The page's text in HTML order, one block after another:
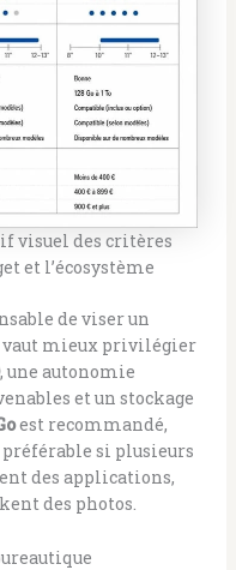
visuel des critères
et l’écosystème
de viser un
vaut mieux privilégier
, une autonomie
et un stockage
est recommandé,
si plusieurs
des applications,
des photos.